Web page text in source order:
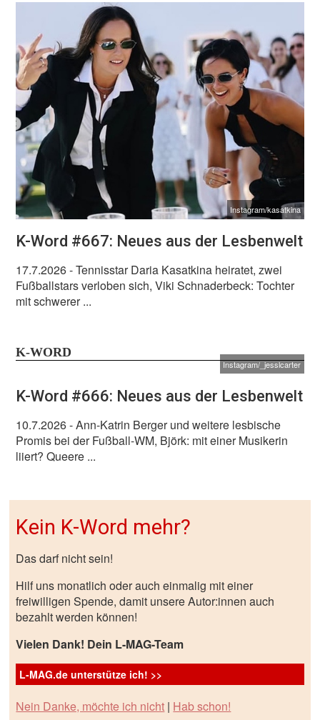
Instagram/kasatkina
K-Word #667: Neues aus der Lesbenwelt
17.7.2026- Tennisstar Daria Kasatkina heiratet, zwei
Fußballstars verloben sich, Viki Schnaderbeck: Tochter
mit schwerer ...
K-WORD
Instagram/_jesslcarter
K-Word #666: Neues aus der Lesbenwelt
10.7.2026- Ann-Katrin Berger und weitere lesbische
Promis bei der Fußball-WM, Björk: mit einer Musikerin
liiert? Queere ...
Kein K-Word mehr?
Das darf nicht sein!
Hilf uns monatlich oder auch einmalig mit einer
freiwilligen Spende, damit unsere Autor:innen auch
bezahlt werden können!
Vielen Dank! Dein L-MAG-Team
L-MAG.de unterstütze ich! >>
Nein Danke, möchte ich nicht | Hab schon!